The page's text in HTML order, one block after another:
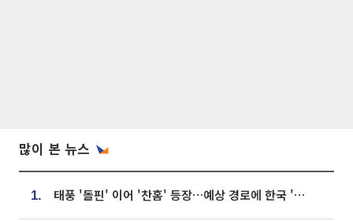
많이 본 뉴스
1. 태풍 '돌핀' 이어 '찬홈' 등장…예상 경로에 한국 '한숨'